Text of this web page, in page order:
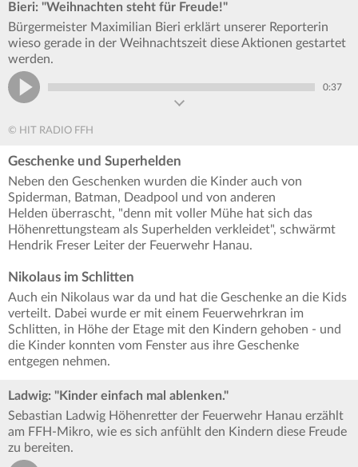
Bieri: "Weihnachten steht für Freude!"
Bürgermeister Maximilian Bieri erklärt unserer Reporterin
wieso gerade in der Weihnachtszeit diese Aktionen gestartet
werden.
0:37
© HIT RADIO FFH
Geschenke und Superhelden
Neben den Geschenken wurden die Kinder auch von
Spiderman, Batman, Deadpool und von anderen
Helden überrascht, "denn mit voller Mühe hat sich das
Höhenrettungsteam als Superhelden verkleidet", schwärmt
Hendrik Freser Leiter der Feuerwehr Hanau.
Nikolaus im Schlitten
Auch ein Nikolaus war da und hat die Geschenke an die Kids
verteilt. Dabei wurde er mit einem Feuerwehrkran im
Schlitten, in Höhe der Etage mit den Kindern gehoben - und
die Kinder konnten vom Fenster aus ihre Geschenke
entgegen nehmen.
Ladwig: "Kinder einfach mal ablenken."
Sebastian Ladwig Höhenretter der Feuerwehr Hanau erzählt
am FFH-Mikro, wie es sich anfühlt den Kindern diese Freude
zu bereiten.